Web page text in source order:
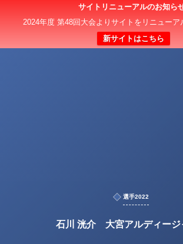
サイトリニューアルのお知ら
2024年度 第48回大会よりサイトをリニューア
新サイトはこちら
選手2022
石川 洸介 大宮アルディージ